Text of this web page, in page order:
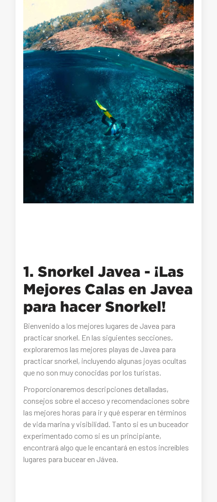
1. Snorkel Javea - ¡Las
Mejores Calas en Javea
para hacer Snorkel!
Bienvenido a los mejores lugares de Javea para
practicar snorkel. En las siguientes secciones,
exploraremos las mejores playas de Javea para
practicar snorkel, incluyendo algunas joyas ocultas
que no son muy conocidas por los turistas.
Proporcionaremos descripciones detalladas,
consejos sobre el acceso y recomendaciones sobre
las mejores horas para ir y qué esperar en términos
de vida marina y visibilidad. Tanto si es un buceador
experimentado como si es un principiante,
encontrará algo que le encantará en estos increíbles
lugares para bucear en Jávea.